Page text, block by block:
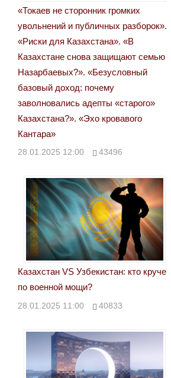
«Токаев не сторонник громких
увольнений и публичных разборок».
«Риски для Казахстана». «В
Казахстане снова защищают семью
Назарбаевых?». «Безусловный
базовый доход: почему
заволновались адепты «старого»
Казахстана?». «Эхо кровавого
Кантара»
28.01.2025 12:00 43496
Казахстан VS Узбекистан: кто круче
по военной мощи?
28.01.2025 11:00 40833